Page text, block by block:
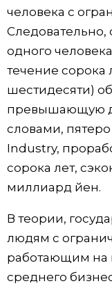
человека с
Следовательно,
одного
течение сорока
шестидесяти)
превышающую
словами,
Industry,
сорока лет,
миллиард йен.
В теории,
людям с
работающим на
среднего